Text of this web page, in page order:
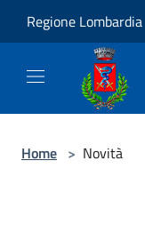
Regione Lombardia
Home > Novità